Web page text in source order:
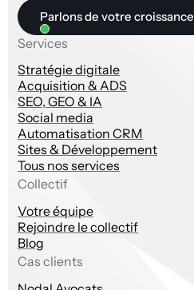
Parlons de votre croissance
Services
Stratégie digitale
Acquisition & ADS
SEO, GEO & IA
Social media
Automatisation CRM
Sites & Développement
Tous nos services
Collectif
Votre équipe
Rejoindre le collectif
Blog
Cas clients